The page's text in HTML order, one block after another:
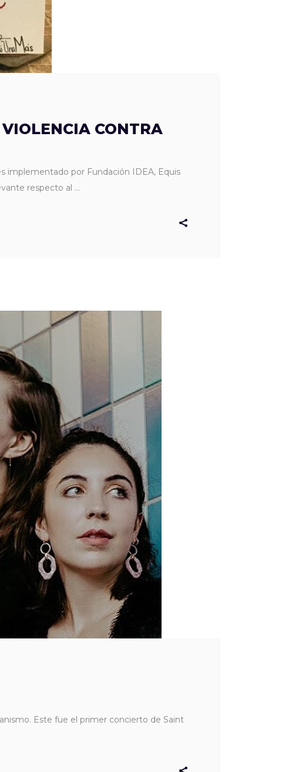
CONTRA
implementado por Fundación IDEA, Equis
respecto al
Este fue el primer concierto de Saint